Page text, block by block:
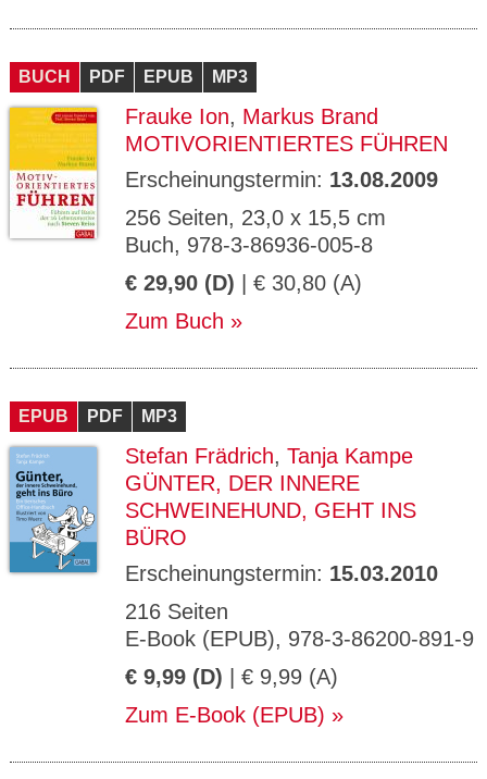
BUCH PDF EPUB MP3
Frauke Ion, Markus Brand
MOTIVORIENTIERTES FÜHREN
Erscheinungstermin: 13.08.2009
256 Seiten, 23,0 x 15,5 cm
Buch, 978-3-86936-005-8
€ 29,90 (D) | € 30,80 (A)
Zum Buch
EPUB PDF MP3
Stefan Frädrich, Tanja Kampe
GÜNTER, DER INNERE
SCHWEINEHUND, GEHT INS
BÜRO
Erscheinungstermin: 15.03.2010
216 Seiten
E-Book (EPUB), 978-3-86200-891-9
€ 9,99 (D) | € 9,99 (A)
Zum E-Book (EPUB)